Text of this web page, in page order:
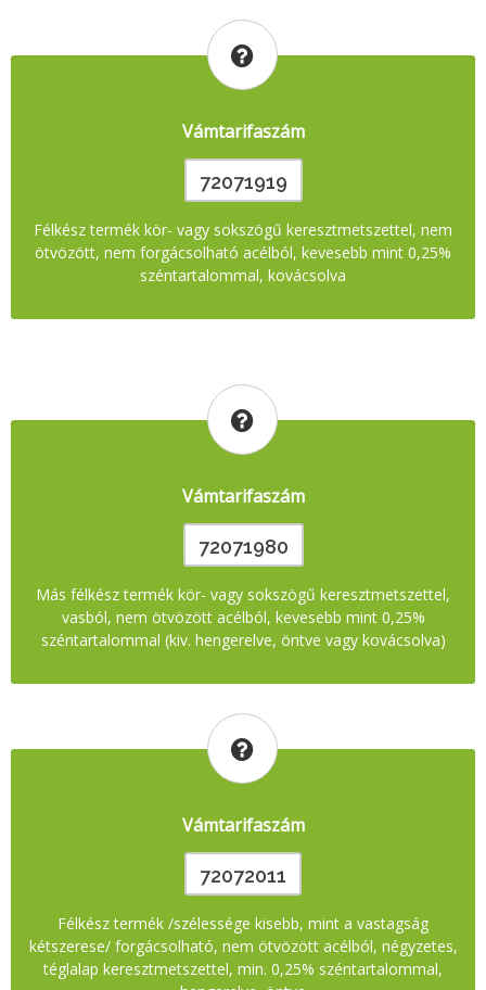
Vámtarifaszám
72071919
Félkész termék kör- vagy sokszögű keresztmetszettel, nem
ötvözött, nem forgácsolható acélból, kevesebb mint 0,25%
széntartalommal, kovácsolva
Vámtarifaszám
72071980
Más félkész termék kör- vagy sokszögű keresztmetszettel,
vasból, nem ötvözött acélból, kevesebb mint 0,25%
széntartalommal (kiv. hengerelve, öntve vagy kovácsolva)
Vámtarifaszám
72072011
Félkész termék /szélessége kisebb, mint a vastagság
kétszerese/ forgácsolható, nem ötvözött acélból, négyzetes,
téglalap keresztmetszettel, min. 0,25% széntartalommal,